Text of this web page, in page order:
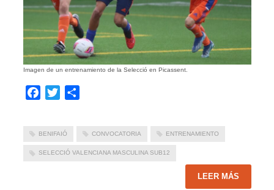
Imagen de un entrenamiento de la Selecció en Picassent.
Facebook
Twitter
BENIFAIÓ CONVOCATORIA ENTRENAMIENTO
SELECCIÓ VALENCIANA MASCULINA SUB12
LEER MÁS